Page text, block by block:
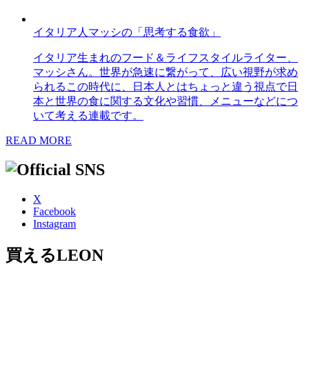
イタリア人マッシの「思考する食欲」
イタリア生まれのフード＆ライフスタイルライター、
マッシさん。世界が急速に繋がって、広い視野が求め
られるこの時代に、日本人とはちょっと違う視点で日
本と世界の食に関する文化や習慣、メニューなどにつ
いて考える連載です。
READ MORE
X
Facebook
Instagram
買えるLEON